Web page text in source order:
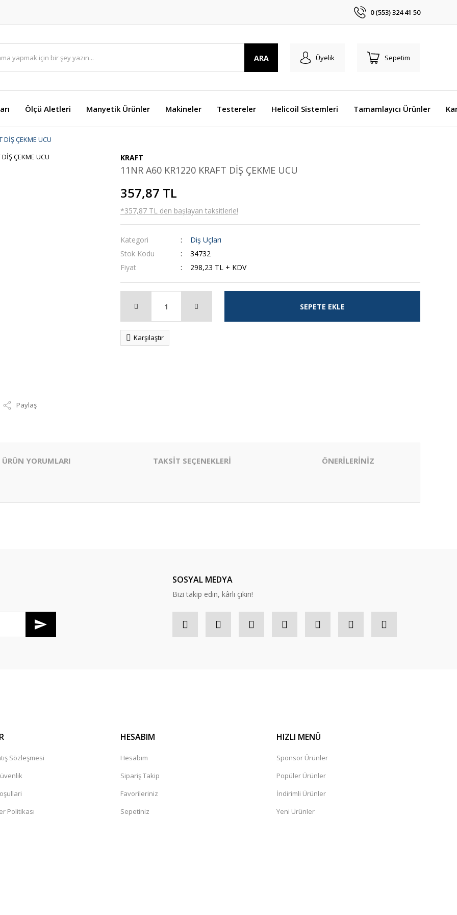
0 (553) 324 41 50
ARA Üyelik Sepetim
Ölçü Aletleri Manyetik Ürünler Makineler Testereler Helicoil Sistemleri Tamamlayıcı Ürünler
DİŞ ÇEKME UCU
Paylaş
KRAFT
11NR A60 KR1220 KRAFT DİŞ ÇEKME UCU
357,87 TL
*357,87 TL den başlayan taksitlerle!
Kategori
Diş Uçları
Stok Kodu
34732
Fiyat
298,23 TL + KDV
SEPETE EKLE
Karşılaştır
ÜRÜN YORUMLARI TAKSİT SEÇENEKLERİ ÖNERİLERİNİZ
SOSYAL MEDYA
Bizi takip edin, kârlı çıkın!
Sözleşmesi
Politikası
HESABIM
Hesabım
Sipariş Takip
Favorileriniz
Sepetiniz
HIZLI MENÜ
Sponsor Ürünler
Popüler Ürünler
İndirimli Ürünler
Yeni Ürünler